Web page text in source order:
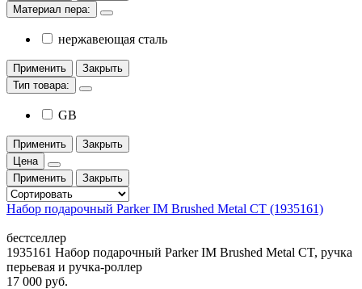
Материал пера:
нержавеющая сталь
Применить
Закрыть
Тип товара:
GB
Применить
Закрыть
Цена
Применить
Закрыть
Набор подарочный Parker IM Brushed Metal CT (1935161)
бестселлер
1935161 Набор подарочный Parker IM Brushed Metal CT, ручка
перьевая и ручка-роллер
17 000 руб.